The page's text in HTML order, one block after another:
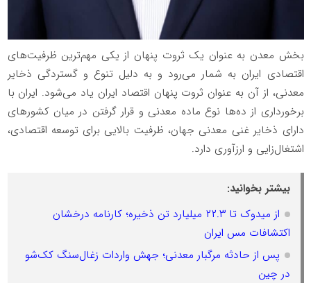
بخش معدن به عنوان یک ثروت پنهان از یکی مهم‌ترین ظرفیت‌های
اقتصادی ایران به شمار می‌رود و به دلیل تنوع و گستردگی ذخایر
معدنی، از آن به عنوان ثروت پنهان اقتصاد ایران یاد می‌شود. ایران با
برخورداری از ده‌ها نوع ماده معدنی و قرار گرفتن در میان کشورهای
دارای ذخایر غنی معدنی جهان، ظرفیت بالایی برای توسعه اقتصادی،
اشتغال‌زایی و ارزآوری دارد.
بیشتر بخوانید:
از میدوک تا ۲۲.۳ میلیارد تن ذخیره؛ کارنامه درخشان
اکتشافات مس ایران
پس از حادثه مرگبار معدنی؛ جهش واردات زغال‌سنگ کک‌شو
در چین